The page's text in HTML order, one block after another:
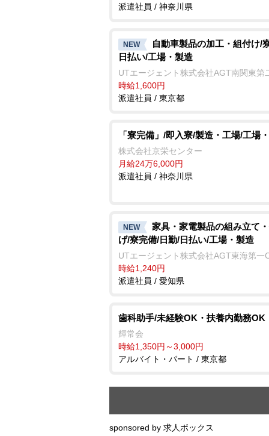
派遣社員 / 神奈川県
NEW
自動車製品の加工・組付け/
日払い/工場・製造
UTエージェント株式会社AGT南関東第
時給1,600円
派遣社員 / 東京都
「寮完備」/即入寮/製造・工場/工場
株式会社京栄センター
月給24万6,000円
派遣社員 / 神奈川県
NEW
家具・家電製品の組み立て
げ/寮完備/日勤/日払い/工場・製造
UTエージェント株式会社AGT東海第一
時給1,240円
派遣社員 / 愛知県
歯科助手/未経験OK・扶養内勤務OK
輝常会
時給1,350円～3,000円
アルバイト・パート / 東京都
sponsored by 求人ボックス